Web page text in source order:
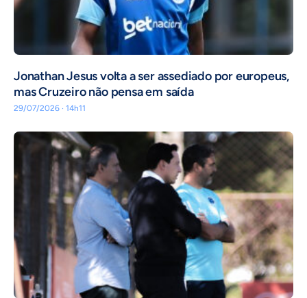
Jonathan Jesus volta a ser assediado por europeus,
mas Cruzeiro não pensa em saída
29/07/2026 · 14h11